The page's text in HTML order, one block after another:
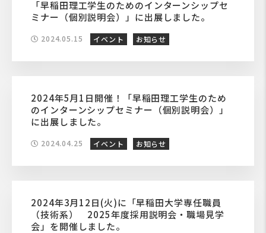
「早稲田理工学生のためのインターンシップセ
ミナー（個別説明会）」に出展しました。
2024.05.15 イベント お知らせ
2024年5月1日開催！「早稲田理工学生のため
のインターンシップセミナー（個別説明会）」
に出展しました。
2024.04.25 イベント お知らせ
2024年3月12日(火)に「早稲田大学専任職員
（技術系） 2025年度採用説明会・職場見学
会」を開催しました。